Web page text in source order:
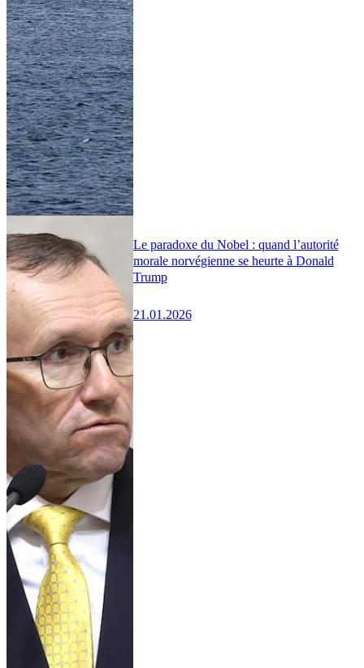
Le paradoxe du Nobel : quand l’autorité
morale norvégienne se heurte à Donald
Trump
21.01.2026